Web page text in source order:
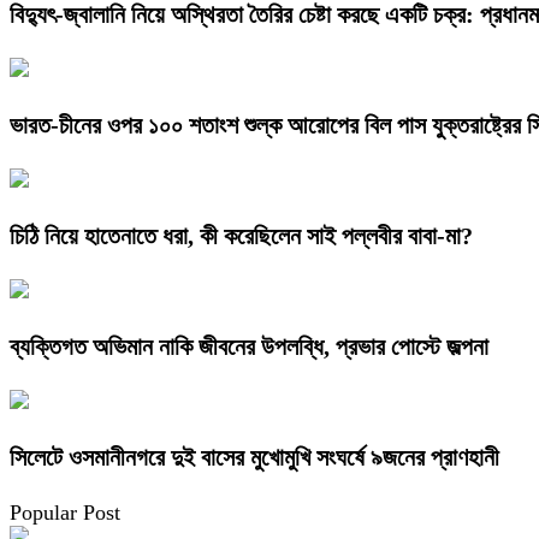
বিদ্যুৎ-জ্বালানি নিয়ে অস্থিরতা তৈরির চেষ্টা করছে একটি চক্র:
ভারত-চীনের ওপর ১০০ শতাংশ শুল্ক আরোপের বিল পাস যুক্তরাষ্ট্রের
চিঠি নিয়ে হাতেনাতে ধরা, কী করেছিলেন সাই পল্লবীর বাবা-মা?
ব্যক্তিগত অভিমান নাকি জীবনের উপলব্ধি, প্রভার পোস্টে জল্পনা
সিলেটে ওসমানীনগরে দুই বাসের মুখোমুখি সংঘর্ষে ৯জনের প্রাণহানী
Popular Post